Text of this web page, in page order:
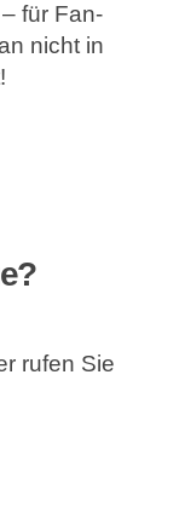
für Fan-
nicht in
rufen Sie